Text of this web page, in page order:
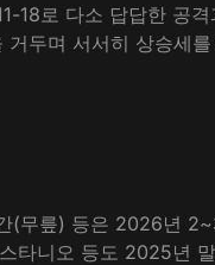
18로 다소 답답한 공
두며 서서히 상승세
(무릎) 등은 2026년
타니오 등도 2025년